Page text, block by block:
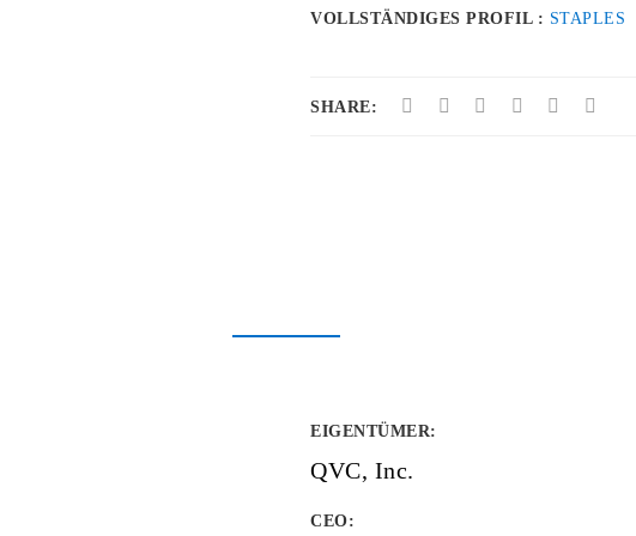
VOLLSTÄNDIGES PROFIL : STAPLES
SHARE:
EIGENTÜMER:
QVC, Inc.
CEO: